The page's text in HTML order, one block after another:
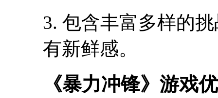
3. 包含丰富多样的
有新鲜感。
《暴力冲锋》游戏